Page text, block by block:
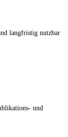
langfristig nutzbar
und